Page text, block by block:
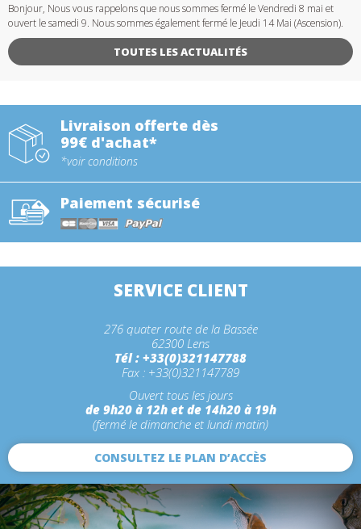
Bonjour, Nous vous rappelons que nous sommes fermé le Vendredi 8 mai et
ouvert le samedi 9. Nous sommes également fermé le Jeudi 14 Mai (Ascension).
TOUTES LES ACTUALITÉS
Livraison offerte dès
99€ d'achat*
*voir conditions
Paiement sécurisé
SERVICE CLIENT
276 quater route de la Bassée
62300 Lens
Tél : +33(0)321147788
Fax : +33(0)321147789
Ouvert tous les jours
de 9h20 à 12h et de 14h20 à 19h
(fermé le dimanche et lundi matin)
CONSULTEZ LE PLAN D’ACCÈS